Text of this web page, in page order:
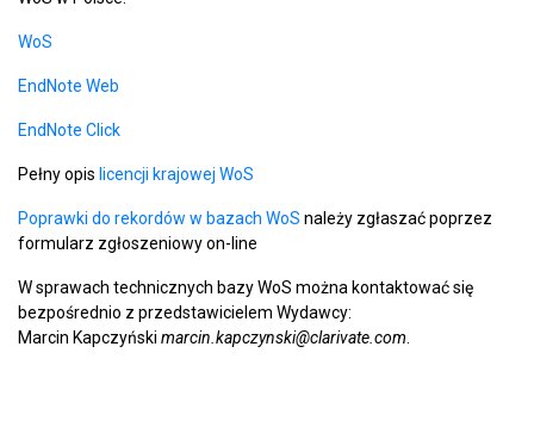
WoS
EndNote Web
EndNote Click
Pełny opis licencji krajowej WoS
Poprawki do rekordów w bazach WoS należy zgłaszać poprzez
formularz zgłoszeniowy on-line
W sprawach technicznych bazy WoS można kontaktować się
bezpośrednio z przedstawicielem Wydawcy:
Marcin Kapczyński marcin.kapczynski@clarivate.com